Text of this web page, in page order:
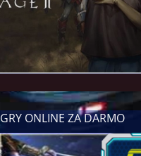
GRY ONLINE ZA DARMO